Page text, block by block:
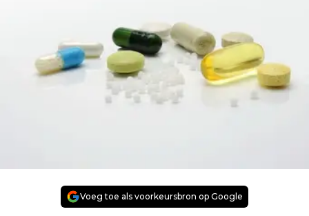
Voeg toe als voorkeursbron op Google